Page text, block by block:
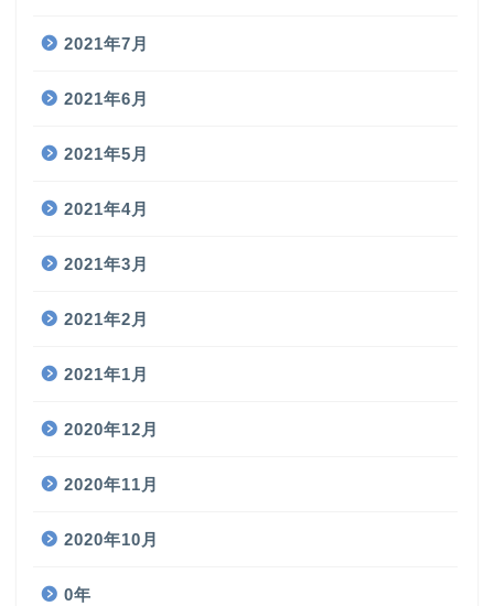
2021年7月
2021年6月
2021年5月
2021年4月
2021年3月
2021年2月
2021年1月
2020年12月
2020年11月
2020年10月
0年